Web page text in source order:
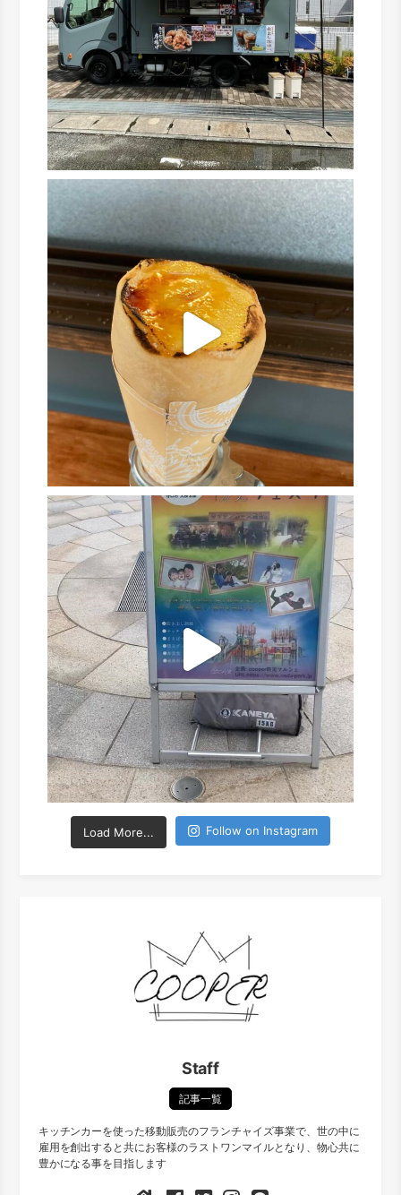
Load More... Follow on Instagram
Staff
記事一覧
キッチンカーを使った移動販売のフランチャイズ事業で、世の中に
雇用を創出すると共にお客様のラストワンマイルとなり、物心共に
豊かになる事を目指します